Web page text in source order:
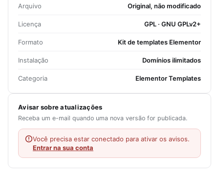
Arquivo Original, não modificado
Licença GPL · GNU GPLv2+
Formato Kit de templates Elementor
Instalação Domínios ilimitados
Categoria Elementor Templates
Avisar sobre atualizações
Receba um e-mail quando uma nova versão for publicada.
Você precisa estar conectado para ativar os avisos.
Entrar na sua conta